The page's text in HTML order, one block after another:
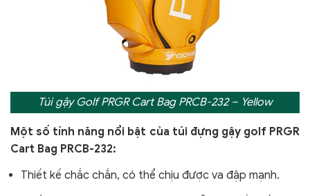
Túi gậy Golf PRGR Cart Bag PRCB-232 – Yellow
Một số tính năng nổi bật của túi đựng gậy golf PRGR
Cart Bag PRCB-232:
Thiết kế chắc chắn, có thể chịu được va đập mạnh.